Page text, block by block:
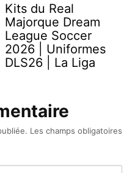
Kits du Real
Majorque Dream
League Soccer
2026 | Uniformes
DLS26 | La Liga
Les champs obligatoires